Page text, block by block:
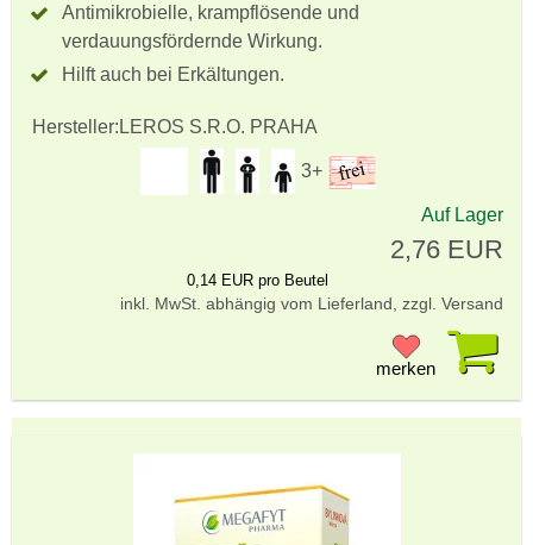
Antimikrobielle, krampflösende und
verdauungsfördernde Wirkung.
Hilft auch bei Erkältungen.
Hersteller: LEROS S.R.O. PRAHA
3+
Auf Lager
2,76 EUR
0,14 EUR pro Beutel
inkl. MwSt. abhängig vom Lieferland, zzgl. Versand
merken